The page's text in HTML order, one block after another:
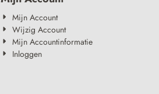
Mijn Account
Wijzig Account
Mijn Accountinformatie
Inloggen